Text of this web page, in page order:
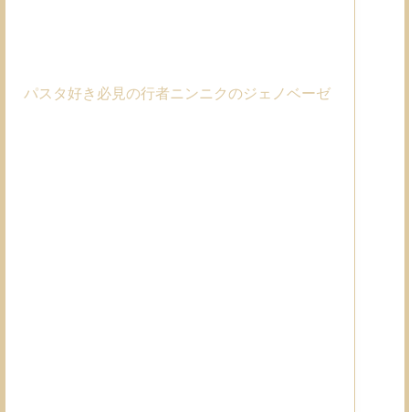
パスタ好き必見の行者ニンニクのジェノベーゼ